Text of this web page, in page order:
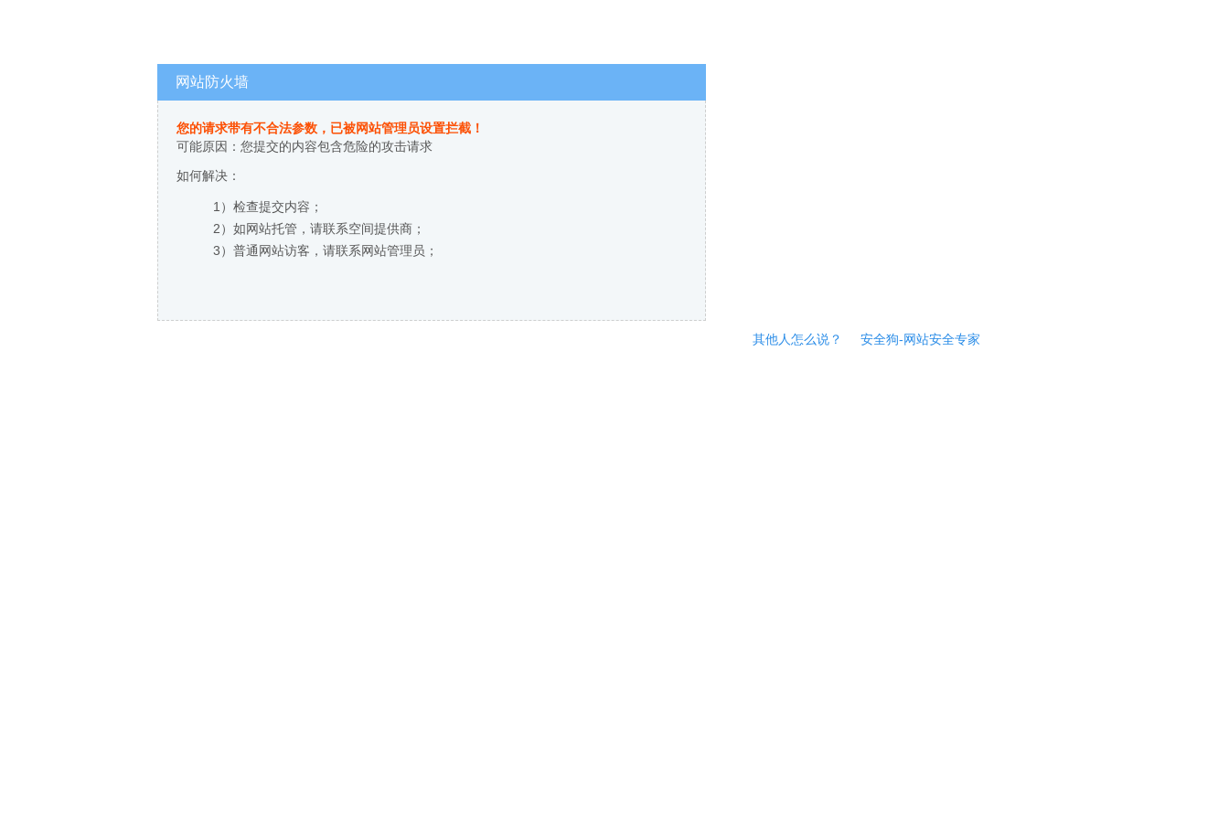
网站防火墙
您的请求带有不合法参数，已被网站管理员设置拦截！
可能原因：您提交的内容包含危险的攻击请求
如何解决：
1）检查提交内容；
2）如网站托管，请联系空间提供商；
3）普通网站访客，请联系网站管理员；
其他人怎么说？ 安全狗-网站安全专家